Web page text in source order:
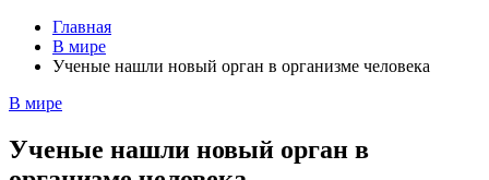
Главная
В мире
Ученые нашли новый орган в организме человека
В мире
Ученые нашли новый орган в